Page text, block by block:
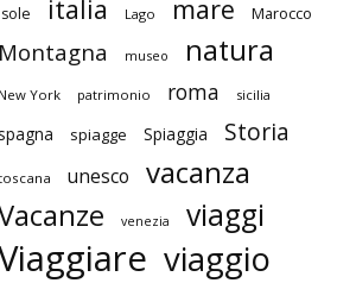
italia Lago mare Marocco
museo natura
York patrimonio roma sicilia
spiagge Spiaggia Storia
unesco vacanza
venezia viaggi
viaggio